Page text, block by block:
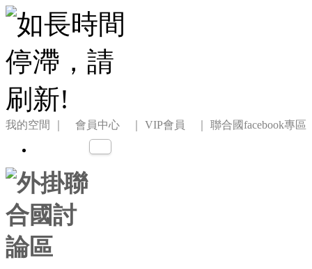
我的空間 ｜ 會員中心 ｜ VIP會員 ｜ 聯合國facebook專區